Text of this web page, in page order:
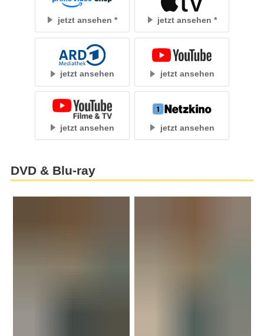
jetzt ansehen jetzt ansehen
jetzt ansehen jetzt ansehen
jetzt ansehen jetzt ansehen
DVD & Blu-ray